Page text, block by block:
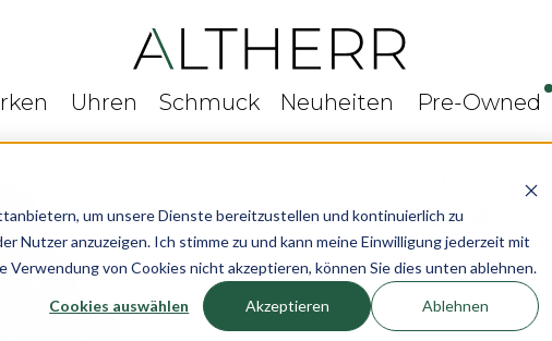
um unsere Dienste bereitzustellen und kontinuierlich zu
Nutzer anzuzeigen. Ich stimme zu und kann meine Einwilligung jederzeit mit
von Cookies nicht akzeptieren, können Sie dies unten ablehnen.
Cookies auswählen Akzeptieren Ablehnen
Uhren Schmuck Neuheiten Pre-Owned
OMEGA
Ø 44 mm